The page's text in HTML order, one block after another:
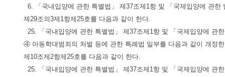
6. 「국내입양에 관한 특별법」 제37조제1항 및 「국제입양에 관한
제29조의3제1항제25호를 다음과 같이 한다.
25. 「국내입양에 관한 특별법」 제37조제1항 및 「국제입양에 관
④ 아동학대범죄의 처벌 등에 관한 특례법 일부를 다음과 같이 개정
제10조제2항제25호를 다음과 같이 한다.
25. 「국내입양에 관한 특별법」 제37조제1항 및 「국제입양에 관